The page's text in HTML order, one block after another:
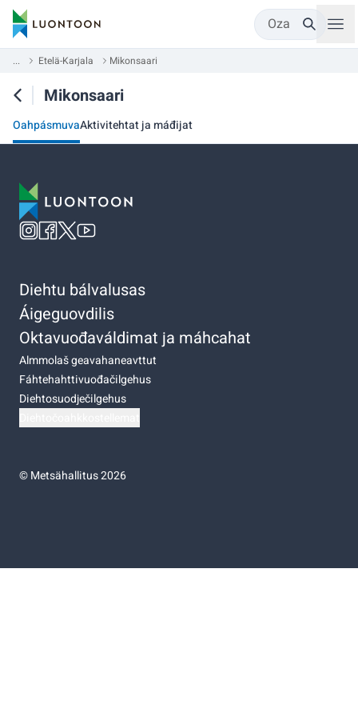
Oza
... Etelä-Karjala Mikonsaari
Mikonsaari
OahpásmuvaAktivitehtat ja máđijat
Diehtu bálvalusas
Áigeguovdilis
Oktavuođaváldimat ja máhcahat
Almmolaš geavahaneavttut
Fáhtehahttivuođačilgehus
Diehtosuodječilgehus
©Metsähallitus 2026